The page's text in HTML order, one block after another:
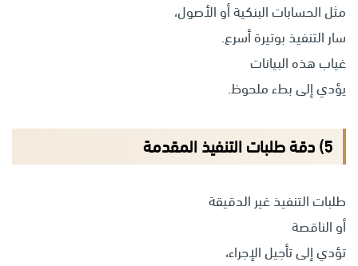
مثل الحسابات البنكية أو الأصول،
سار التنفيذ بوتيرة أسرع.
غياب هذه البيانات
يؤدي إلى بطء ملحوظ.
5) دقة طلبات التنفيذ المقدمة
طلبات التنفيذ غير الدقيقة
أو الناقصة
تؤدي إلى تأجيل الإجراء،